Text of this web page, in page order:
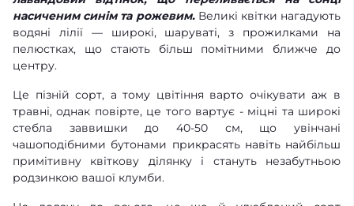
насиченим синім та рожевим.Великі квітки нагадують
водяні лілії — широкі, шаруваті, з прожилками на
пелюстках, що стають більш помітними ближче до
центру.
Це пізній сорт, а тому цвітіння варто очікувати аж в
травні, однак повірте, це того вартує - міцні та широкі
стебла заввишки до 40-50 см, що увінчані
чашоподібними бутонами прикрасять навіть найбільш
примітивну квіткову ділянку і стануть незабутньою
родзинкою вашої клумби.